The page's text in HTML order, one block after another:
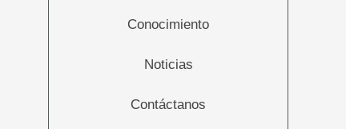
Conocimiento
Noticias
Contáctanos